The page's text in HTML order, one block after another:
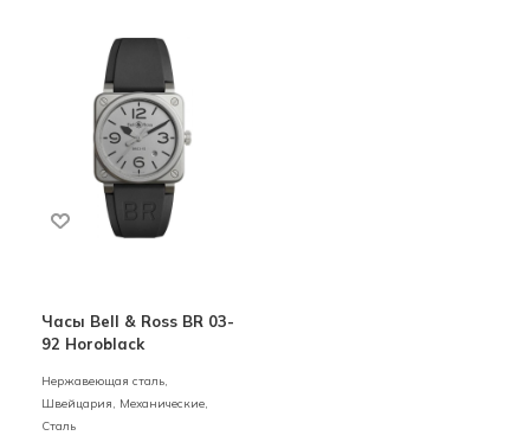
Часы Bell & Ross BR 03-
92 Horoblack
Нержавеющая сталь,
Швейцария, Механические,
Сталь